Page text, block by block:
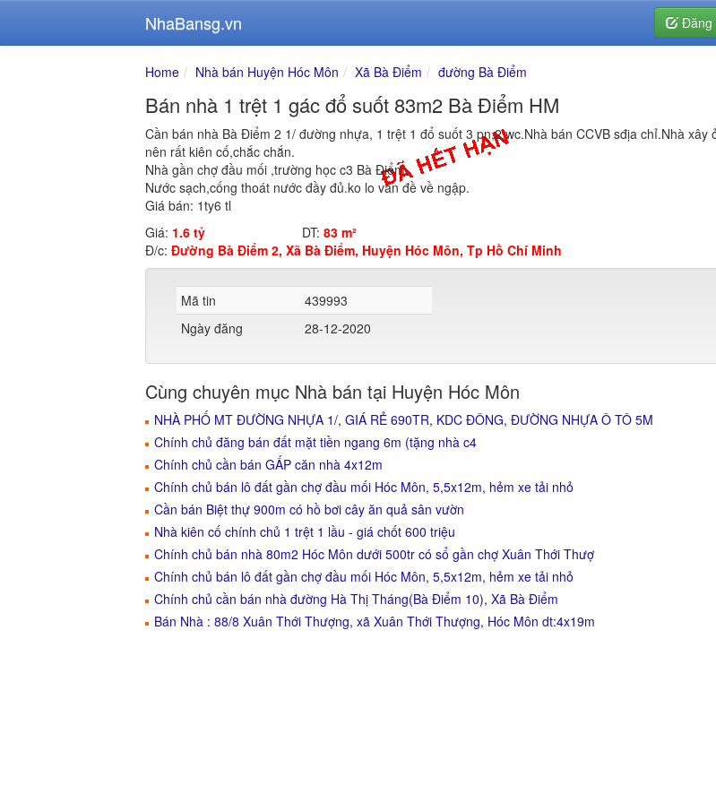
NhaBansg.vn Đăng
Home Nhà bán Huyện Hóc Môn Xã Bà Điểm đường Bà Điểm
Bán nhà 1 trệt 1 gác đổ suốt 83m2 Bà Điểm HM
Cần bán nhà Bà Điểm 2 1/ đường nhựa, 1 trệt 1 đổ suốt 3 pn,2 wc.Nhà bán CCVB sđịa chỉ.Nhà xây
nên rất kiên cố,chắc chắn.
Nhà gần chợ đầu mối ,trường học c3 Bà Điểm
Nước sạch,cống thoát nước đầy đủ.ko lo vấn đề về ngập.
Giá bán: 1ty6 tl
Giá: 1.6 tỷ DT: 83 m²
Đ/c: Đường Bà Điểm 2, Xã Bà Điểm, Huyện Hóc Môn, Tp Hồ Chí Minh
Mã tin
439993
Ngày đăng
28-12-2020
Cùng chuyên mục Nhà bán tại Huyện Hóc Môn
NHÀ PHỐ MT ĐƯỜNG NHỰA 1/, GIÁ RẺ 690TR, KDC ĐÔNG, ĐƯỜNG NHỰA Ô TÔ 5M
Chính chủ đăng bán đất mặt tiền ngang 6m (tặng nhà c4
Chính chủ cần bán GẤP căn nhà 4x12m
Chính chủ bán lô đất gần chợ đầu mối Hóc Môn, 5,5x12m, hẻm xe tải nhỏ
Cần bán Biệt thự 900m có hồ bơi cây ăn quả sân vườn
Nhà kiên cố chính chủ 1 trệt 1 lầu - giá chốt 600 triệu
Chính chủ bán nhà 80m2 Hóc Môn dưới 500tr có sổ gần chợ Xuân Thới Thượ
Chính chủ bán lô đất gần chợ đầu mối Hóc Môn, 5,5x12m, hẻm xe tải nhỏ
Chính chủ cần bán nhà đường Hà Thị Tháng(Bà Điểm 10), Xã Bà Điểm
Bán Nhà : 88/8 Xuân Thới Thượng, xã Xuân Thới Thượng, Hóc Môn dt:4x19m